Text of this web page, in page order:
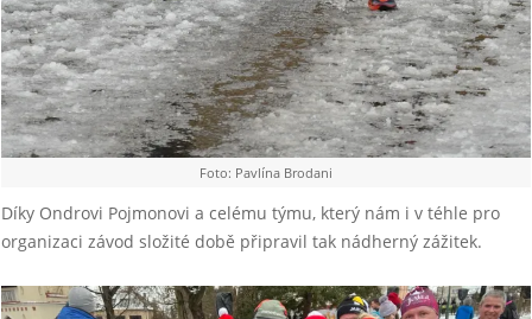
Foto: Pavlína Brodani
Díky Ondrovi Pojmonovi a celému týmu, který nám i v téhle pro
organizaci závod složité době připravil tak nádherný zážitek.